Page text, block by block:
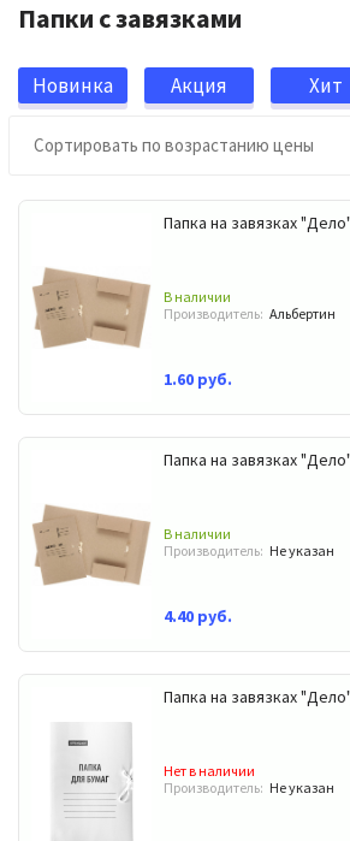
Папки с завязками
Новинка Акция
Хит
Папка на завязках "Дело"
В наличии
Производитель: Альбертин
1.60 руб.
Папка на завязках
В наличии
Производитель: Не указан
4.40 руб.
Папка на завязках
Нет в наличии
Производитель: Не указан